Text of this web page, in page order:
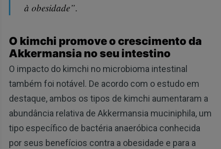
à obesidade”.
O kimchi promove o crescimento da
Akkermansia no seu intestino
O impacto do kimchi no microbioma intestinal
também foi notável. De acordo com o estudo em
destaque, ambos os tipos de kimchi aumentaram a
abundância relativa de Akkermansia muciniphila, um
tipo específico de bactéria anaeróbica conhecida
por seus benefícios contra a obesidade e para a